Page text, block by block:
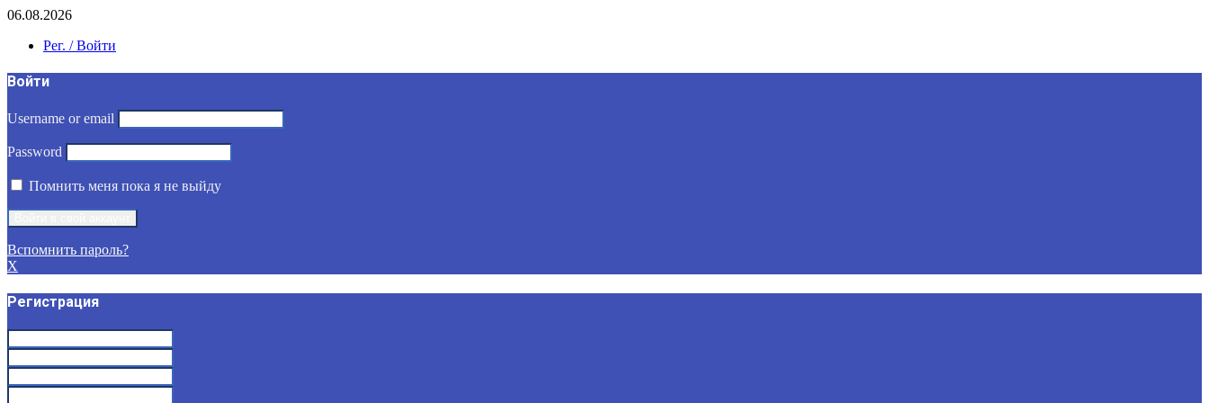
06.08.2026
Рег. / Войти
Войти
Username or email
Password
Помнить меня пока я не выйду
Вспомнить пароль?
X
Регистрация